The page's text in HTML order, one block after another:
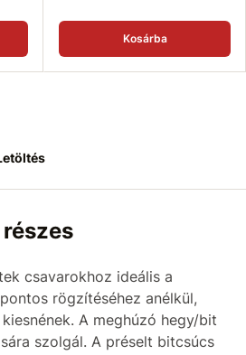
Kosárba
csavarokhoz ideális a
rögzítéséhez anélkül,
A meghúzó hegy/bit
szolgál. A préselt bitcsúcs